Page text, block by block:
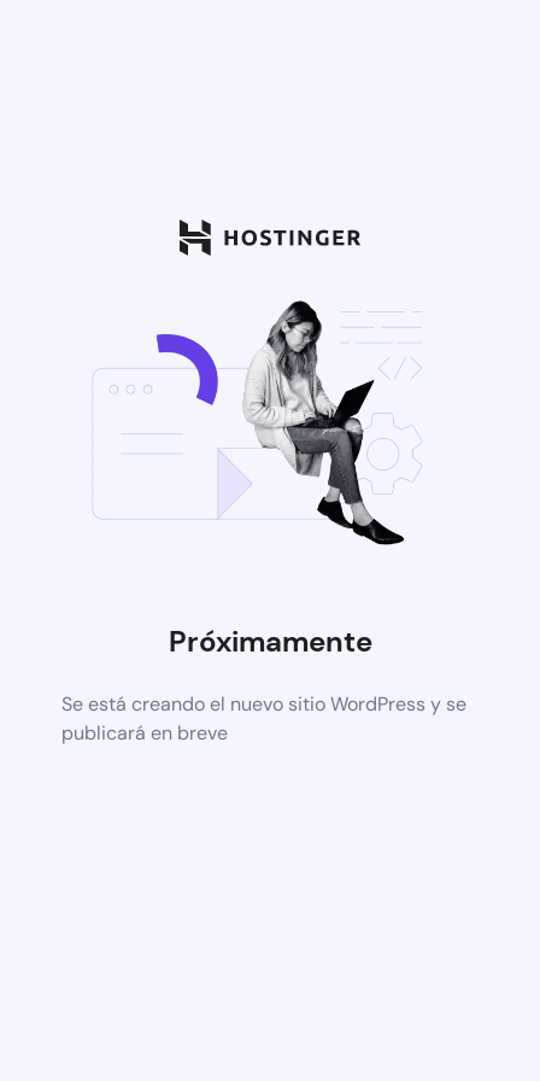
Próximamente
Se está creando el nuevo sitio WordPress y se
publicará en breve